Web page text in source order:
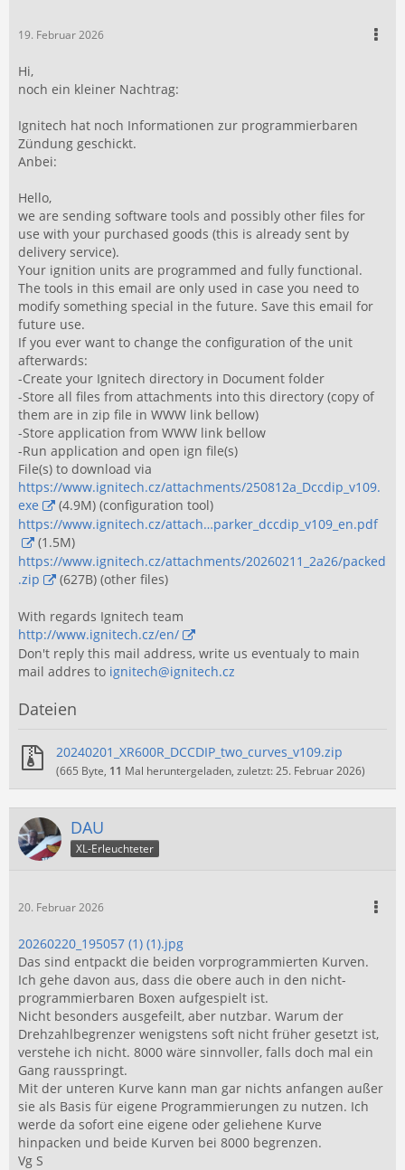
19. Februar 2026
Hi,
noch ein kleiner Nachtrag:
Ignitech hat noch Informationen zur programmierbaren
Zündung geschickt.
Anbei:
Hello,
we are sending software tools and possibly other files for
use with your purchased goods (this is already sent by
delivery service).
Your ignition units are programmed and fully functional.
The tools in this email are only used in case you need to
modify something special in the future. Save this email for
future use.
If you ever want to change the configuration of the unit
afterwards:
-Create your Ignitech directory in Document folder
-Store all files from attachments into this directory (copy of
them are in zip file in WWW link bellow)
-Store application from WWW link bellow
-Run application and open ign file(s)
File(s) to download via
https://www.ignitech.cz/attachments/250812a_Dccdip_v109.
exe
(4.9M) (configuration tool)
https://www.ignitech.cz/attach…parker_dccdip_v109_en.pdf
(1.5M)
https://www.ignitech.cz/attachments/20260211_2a26/packed
.zip
(627B) (other files)
With regards Ignitech team
http://www.ignitech.cz/en/
Don't reply this mail address, write us eventualy to main
mail addres to ignitech@ignitech.cz
Dateien
20240201_XR600R_DCCDIP_two_curves_v109.zip
(665 Byte, 11 Mal heruntergeladen, zuletzt:25. Februar 2026)
DAU
XL-Erleuchteter
20. Februar 2026
20260220_195057 (1) (1).jpg
Das sind entpackt die beiden vorprogrammierten Kurven.
Ich gehe davon aus, dass die obere auch in den nicht-
programmierbaren Boxen aufgespielt ist.
Nicht besonders ausgefeilt, aber nutzbar. Warum der
Drehzahlbegrenzer wenigstens soft nicht früher gesetzt ist,
verstehe ich nicht. 8000 wäre sinnvoller, falls doch mal ein
Gang rausspringt.
Mit der unteren Kurve kann man gar nichts anfangen außer
sie als Basis für eigene Programmierungen zu nutzen. Ich
werde da sofort eine eigene oder geliehene Kurve
hinpacken und beide Kurven bei 8000 begrenzen.
Vg S